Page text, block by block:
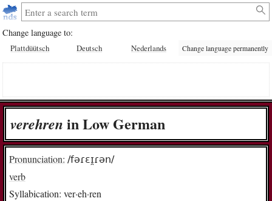
Change language to:
Plattdüütsch Deutsch Nederlands Change language permanently
ver­eh­ren in Low German
Pronunciation: /fəɾɛɪ̯ɾən/
verb
Syllabication: ver·eh·ren